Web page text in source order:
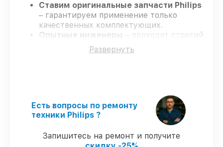
Ставим оригинальные запчасти Philips
– гарантируем применение только
качественных комплектующих.
Опытные инженеры
– проходят строгий
отбор, что гарантирует качество
выполняемых работ.
– все все
виды ремонта защищены сервисной
гарантией.
Мы гарантируем:
Развернуть
Есть вопросы по ремонту
техники Philips ?
Запишитесь на ремонт и получите